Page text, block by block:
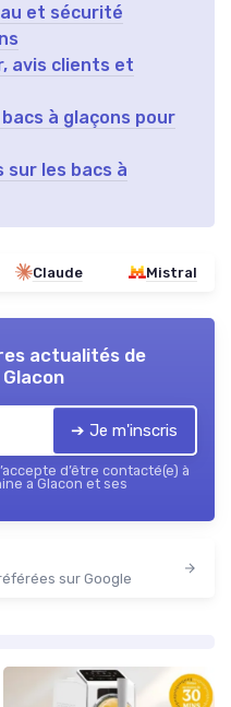
et sécurité
avis clients et
à glaçons pour
les bacs à
Claude Mistral
actualités de
➔ Je m'inscris
d’être contacté(e) à
a Glacon et ses
sur Google